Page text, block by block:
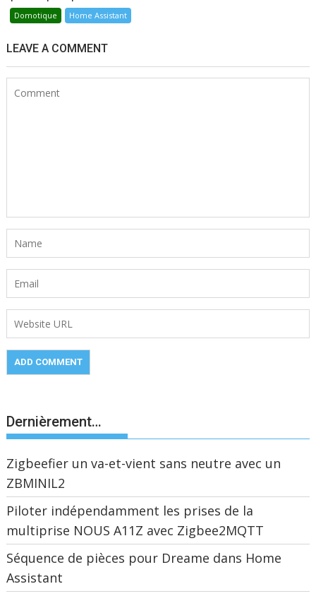
Domotique Home Assistant
LEAVE A COMMENT
Dernièrement…
Zigbeefier un va-et-vient sans neutre avec un
ZBMINIL2
Piloter indépendamment les prises de la
multiprise NOUS A11Z avec Zigbee2MQTT
Séquence de pièces pour Dreame dans Home
Assistant